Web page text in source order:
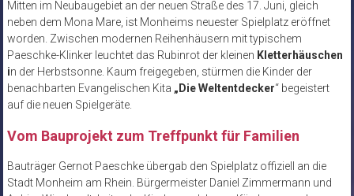
Mitten im Neubaugebiet an der neuen Straße des 17. Juni, gleich
neben dem Mona Mare, ist Monheims neuester Spielplatz eröffnet
worden. Zwischen modernen Reihenhäusern mit typischem
Paeschke-Klinker leuchtet das Rubinrot der kleinen Kletterhäuschen
in der Herbstsonne. Kaum freigegeben, stürmen die Kinder der
benachbarten Evangelischen Kita „Die Weltentdecker“ begeistert
auf die neuen Spielgeräte.
Vom Bauprojekt zum Treffpunkt für Familien
Bauträger Gernot Paeschke übergab den Spielplatz offiziell an die
Stadt Monheim am Rhein. Bürgermeister Daniel Zimmermann und